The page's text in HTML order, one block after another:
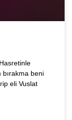
bırakma beni
eli Vuslat